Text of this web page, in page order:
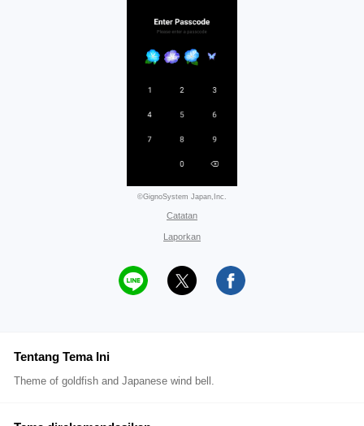
©GignoSystem Japan,Inc.
Catatan
Laporkan
Tentang Tema Ini
Theme of goldfish and Japanese wind bell.